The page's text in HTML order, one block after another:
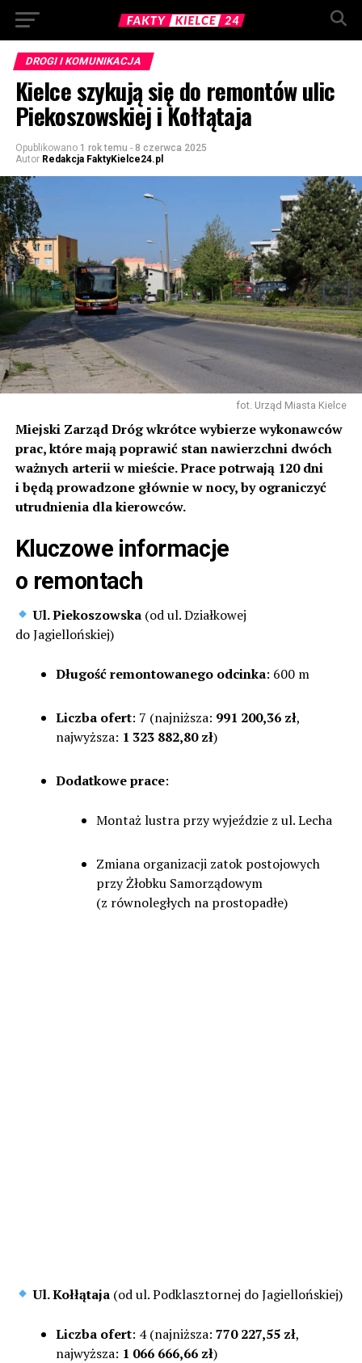
DROGI I KOMUNIKACJA
Kielce szykują się do remontów ulic
Piekoszowskiej i Kołłątaja
Opublikowano 1 rok temu - 8 czerwca 2025
Autor Redakcja FaktyKielce24.pl
fot. Urząd Miasta Kielce
Miejski Zarząd Dróg wkrótce wybierze wykonawców
prac, które mają poprawić stan nawierzchni dwóch
ważnych arterii w mieście. Prace potrwają 120 dni
i będą prowadzone głównie w nocy, by ograniczyć
utrudnienia dla kierowców.
Kluczowe informacje
o remontach
Ul. Piekoszowska(od ul. Działkowej
do Jagiellońskiej)
Długość remontowanego odcinka: 600 m
Liczba ofert: 7 (najniższa: 991 200,36 zł,
najwyższa: 1 323 882,80 zł)
Dodatkowe prace:
Montaż lustra przy wyjeździe z ul. Lecha
Zmiana organizacji zatok postojowych
przy Żłobku Samorządowym
(z równoległych na prostopadłe)
Ul. Kołłątaja(od ul. Podklasztornej do Jagiellońskiej)
Liczba ofert: 4 (najniższa: 770 227,55 zł,
najwyższa: 1 066 666,66 zł)